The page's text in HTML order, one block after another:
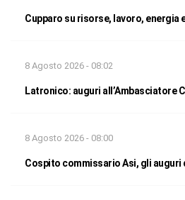
Cupparo su risorse, lavoro, energia
8 Agosto 2026 - 08:02
Latronico: auguri all’Ambasciatore
8 Agosto 2026 - 08:00
Cospito commissario Asi, gli auguri